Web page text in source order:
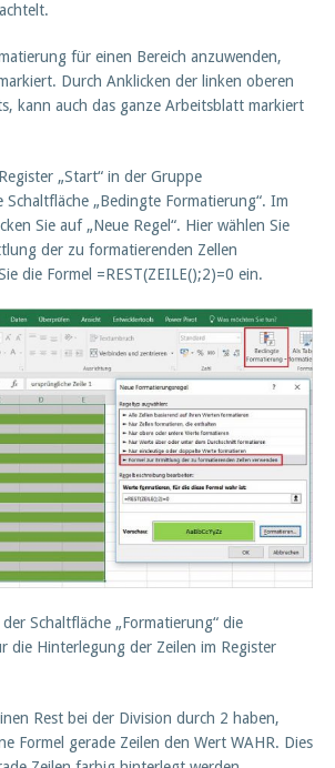
für einen Bereich anzuwenden,
Durch Anklicken der linken oberen
kann auch das ganze Arbeitsblatt markiert
„Start“ in der Gruppe
Schaltfläche „Bedingte Formatierung“. Im
Sie auf „Neue Regel“. Hier wählen Sie
der zu formatierenden Zellen
die Formel =REST(ZEILE();2)=0 ein.
Schaltfläche „Formatierung“ die
die Hinterlegung der Zeilen im Register
Rest bei der Division durch 2 haben,
Formel gerade Zeilen den Wert WAHR. Dies